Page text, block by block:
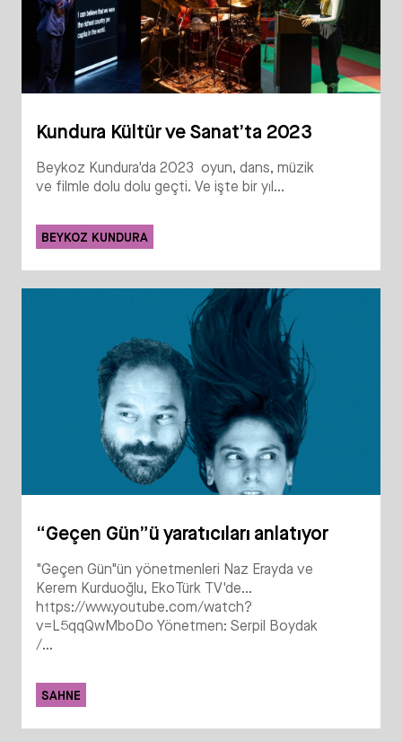
Kundura Kültür ve Sanat’ta 2023
Beykoz Kundura'da 2023 oyun, dans, müzik
ve filmle dolu dolu geçti. Ve işte bir yıl...
BEYKOZ KUNDURA
“Geçen Gün”ü yaratıcıları anlatıyor
"Geçen Gün"ün yönetmenleri Naz Erayda ve
Kerem Kurduoğlu, EkoTürk TV'de...
https://www.youtube.com/watch?
v=L5qqQwMboDo Yönetmen: Serpil Boydak
/...
SAHNE